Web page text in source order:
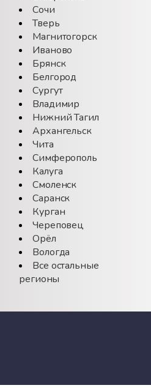
Сочи
Тверь
Магнитогорск
Иваново
Брянск
Белгород
Сургут
Владимир
Нижний Тагил
Архангельск
Чита
Симферополь
Калуга
Смоленск
Саранск
Курган
Череповец
Орёл
Вологда
Все остальные
регионы